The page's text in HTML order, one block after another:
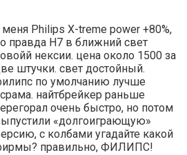
меня Philips X-treme power +80%,
правда H7 в ближний свет
нексии. цена около 1500 за
штучки. свет достойный.
по умолчанию лучше
найтбрейкер раньше
очень быстро, но потом
«долгоиграющую»
с колбами угадайте какой
правильно, ФИЛИПС!